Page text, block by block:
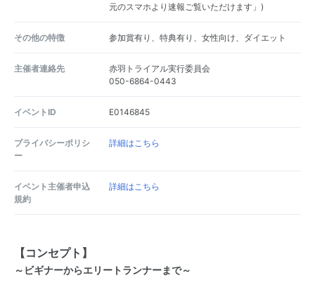
元のスマホより速報ご覧いただけます」)
その他の特徴 参加賞有り、特典有り、女性向け、ダイエット
主催者連絡先
赤羽トライアル実行委員会
050-6864-0443
イベントID E0146845
プライバシーポリシ
ー
詳細はこちら
イベント主催者申込
規約
詳細はこちら
【コンセプト】
～ビギナーからエリートランナーまで～